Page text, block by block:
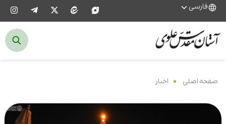
فارسی
صفحه اصلی اخبار